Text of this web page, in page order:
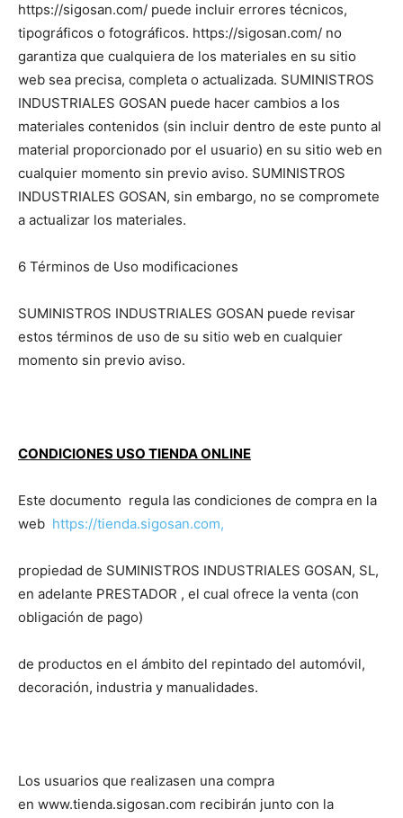
https://sigosan.com/ puede incluir errores técnicos,
tipográficos o fotográficos. https://sigosan.com/ no
garantiza que cualquiera de los materiales en su sitio
web sea precisa, completa o actualizada. SUMINISTROS
INDUSTRIALES GOSAN puede hacer cambios a los
materiales contenidos (sin incluir dentro de este punto al
material proporcionado por el usuario) en su sitio web en
cualquier momento sin previo aviso. SUMINISTROS
INDUSTRIALES GOSAN, sin embargo, no se compromete
a actualizar los materiales.
6 Términos de Uso modificaciones
SUMINISTROS INDUSTRIALES GOSAN puede revisar
estos términos de uso de su sitio web en cualquier
momento sin previo aviso.
CONDICIONES USO TIENDA ONLINE
Este documento regula las condiciones de compra en la
web https://tienda.sigosan.com,
propiedad de SUMINISTROS INDUSTRIALES GOSAN, SL,
en adelante PRESTADOR , el cual ofrece la venta (con
obligación de pago)
de productos en el ámbito del repintado del automóvil,
decoración, industria y manualidades.
Los usuarios que realizasen una compra
en www.tienda.sigosan.com recibirán junto con la